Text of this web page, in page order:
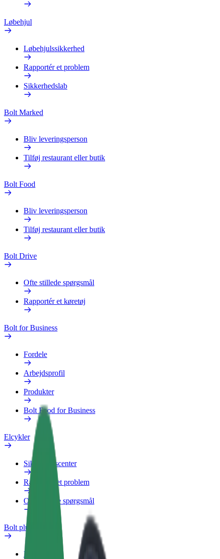
Løbehjul
Løbehjulssikkerhed
Rapportér et problem
Sikkerhedslab
Bolt Marked
Bliv leveringsperson
Tilføj restaurant eller butik
Bolt Food
Bliv leveringsperson
Tilføj restaurant eller butik
Bolt Drive
Ofte stillede spørgsmål
Rapportér et køretøj
Bolt for Business
Fordele
Arbejdsprofil
Produkter
Bolt Food for Business
Elcykler
Sikkerhedscenter
Rapportér et problem
Ofte stillede spørgsmål
Bolt plus
Fordele